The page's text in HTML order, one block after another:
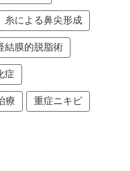
糸による鼻尖形成
結膜的脱脂術
症
療 重症ニキビ